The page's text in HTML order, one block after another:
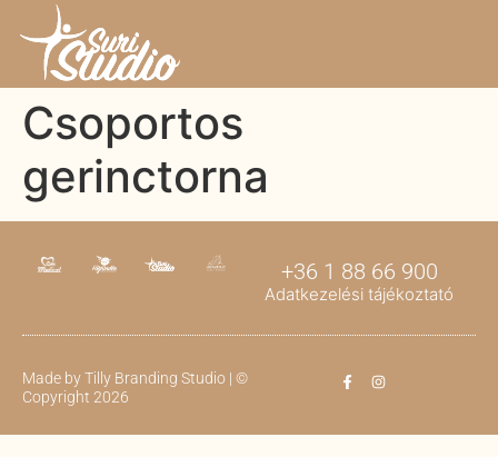
Csoportos
gerinctorna
+36 1 88 66 900
Adatkezelési tájékoztató
Made byTilly Branding Studio | ©
Copyright 2026